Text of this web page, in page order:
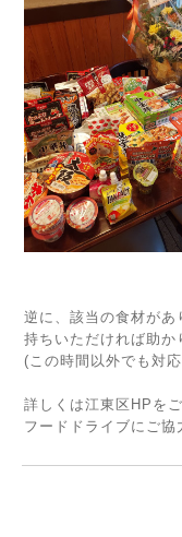
逆に、該当の食材が
持ちいただければ助か
(この時間以外でも対
詳しくは江東区HPを
フードドライブにご